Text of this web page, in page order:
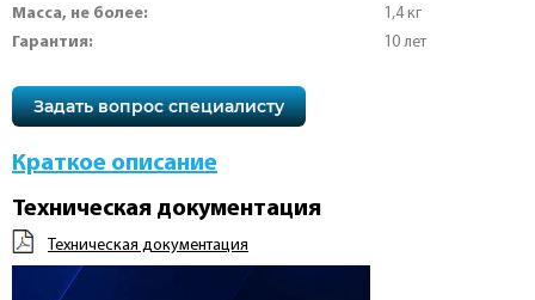
Масса, не более: 1,4 кг
Гарантия: 10 лет
Задать вопрос специалисту
Краткое описание
Техническая документация
Техническая документация